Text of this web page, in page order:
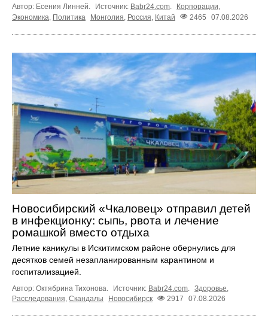
Автор: Есения Линней. Источник: Babr24.com. Корпорации,
Экономика Политика Монголия Россия Китай 2465 07.08.2026
Новосибирский «Чкаловец» отправил детей
в инфекционку: сыпь, рвота и лечение
ромашкой вместо отдыха
Летние каникулы в Искитимском районе обернулись для
десятков семей незапланированным карантином и
госпитализацией.
Автор: Октябрина Тихонова. Источник: Babr24.com. Здоровье,
Расследования, Скандалы Новосибирск 2917 07.08.2026